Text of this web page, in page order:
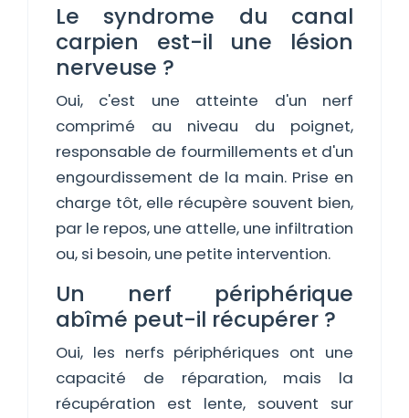
Le syndrome du canal
carpien est-il une lésion
nerveuse ?
Oui, c'est une atteinte d'un nerf
comprimé au niveau du poignet,
responsable de fourmillements et d'un
engourdissement de la main. Prise en
charge tôt, elle récupère souvent bien,
par le repos, une attelle, une infiltration
ou, si besoin, une petite intervention.
Un nerf périphérique
abîmé peut-il récupérer ?
Oui, les nerfs périphériques ont une
capacité de réparation, mais la
récupération est lente, souvent sur